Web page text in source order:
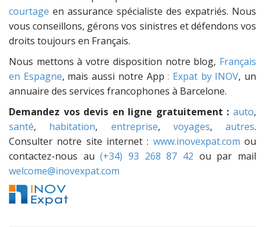
courtage en assurance spécialiste des expatriés. Nous
vous conseillons, gérons vos sinistres et défendons vos
droits toujours en Français.
Nous mettons à votre disposition notre blog, Français
en Espagne, mais aussi notre App: Expat by INOV, un
annuaire des services francophones à Barcelone.
Demandez vos devis en ligne gratuitement : auto,
santé, habitation, entreprise, voyages, autres.
Consulter notre site internet : www.inovexpat.com ou
contactez-nous au(+34) 93 268 87 42 ou par mail
welcome@inovexpat.com